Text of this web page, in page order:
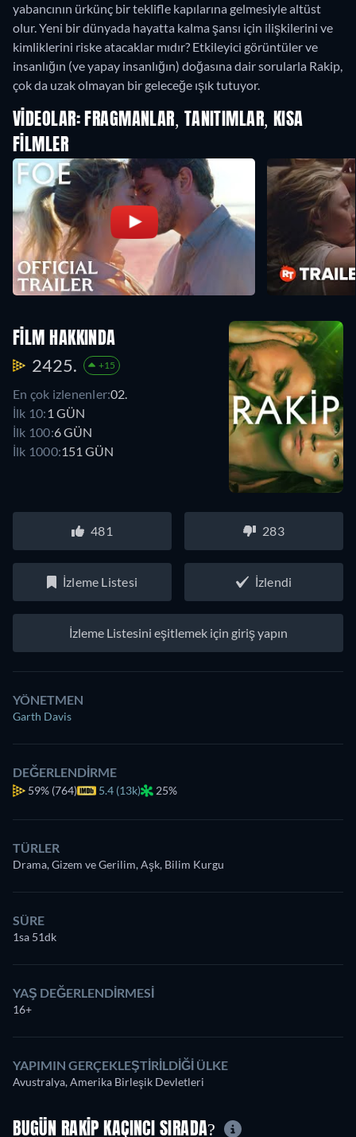
yabancının ürkünç bir teklifle kapılarına gelmesiyle altüst
olur. Yeni bir dünyada hayatta kalma şansı için ilişkilerini ve
kimliklerini riske atacaklar mıdır? Etkileyici görüntüler ve
insanlığın (ve yapay insanlığın) doğasına dair sorularla Rakip,
çok da uzak olmayan bir geleceğe ışık tutuyor.
VIDEOLAR: FRAGMANLAR, TANITIMLAR, KISA
FILMLER
FILM HAKKINDA
2425. +15
En çok izlenenler:02.
İlk 10: 1 GÜN
İlk 100:6 GÜN
İlk 1000:151 GÜN
481 283
İzleme Listesi İzlendi
İzleme Listesini eşitlemek için giriş yapın
YÖNETMEN
Garth Davis
DEĞERLENDIRME
59% (764) 5.4 (13k) 25%
TÜRLER
Drama, Gizem ve Gerilim, Aşk, Bilim Kurgu
SÜRE
1sa 51dk
YAŞ DEĞERLENDIRMESI
16+
YAPIMIN GERÇEKLEŞTIRILDIĞI ÜLKE
Avustralya, Amerika Birleşik Devletleri
BUGÜN RAKIP KAÇINCI SIRADA?